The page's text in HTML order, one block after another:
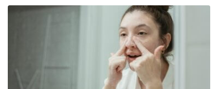
Mindfulness-based psychotherapies: a review of
conceptual foundations, empirical evidence and practical
considerations: Australian and New Zealand Journal of
Psychiatry: Vol 40, No 4 [Internet]. [cited 2020 Mar 2].
https://www.tandfonline.com/doi/abs/10.1080/j.1440-